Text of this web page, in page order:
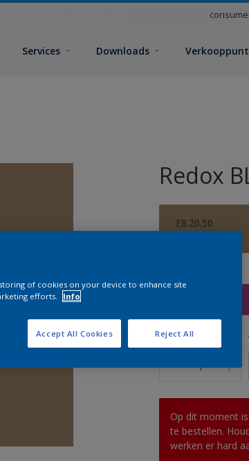
Services Downloads
Redox
E8.20.50
Aantal
Op dit moment
te bestellen.
werken er hard
of cookies on your device to enhance site
efforts.
Info
Reject All
Accept All Cookies